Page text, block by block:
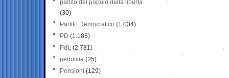
partito del popolo della libertà
(30)
Partito Democratico (1.034)
PD (1.188)
PdL (2.781)
pedofilia (25)
Pensioni (129)